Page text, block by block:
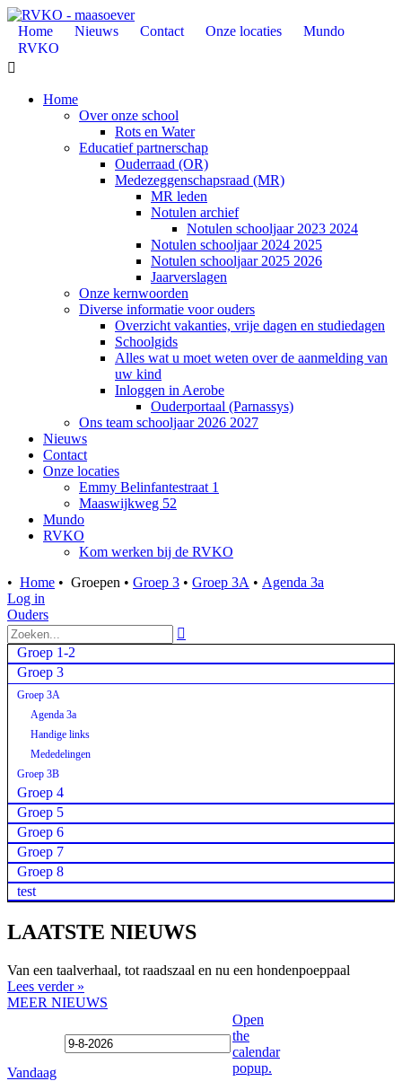
Home Nieuws Contact Onze locaties
Mundo
RVKO

Home
Over onze school
Rots en Water
Educatief partnerschap
Ouderraad (OR)
Medezeggenschapsraad (MR)
MR leden
Notulen archief
Notulen schooljaar 2023 2024
Notulen schooljaar 2024 2025
Notulen schooljaar 2025 2026
Jaarverslagen
Onze kernwoorden
Diverse informatie voor ouders
Overzicht vakanties, vrije dagen en studiedagen
Schoolgids
Alles wat u moet weten over de aanmelding van
uw kind
Inloggen in Aerobe
Ouderportaal (Parnassys)
Ons team schooljaar 2026 2027
Nieuws
Contact
Onze locaties
Emmy Belinfantestraat 1
Maaswijkweg 52
Mundo
RVKO
Kom werken bij de RVKO
• Home • Groepen • Groep 3 • Groep 3A • Agenda 3a
Log in
Ouders

Groep 1-2
Groep 3
Groep 3A
Agenda 3a
Handige links
Mededelingen
Groep 3B
Groep 4
Groep 5
Groep 6
Groep 7
Groep 8
test
LAATSTE NIEUWS
Van een taalverhaal, tot raadszaal en nu een hondenpoeppaal
Lees verder »
MEER NIEUWS
Vandaag
Open
the
calendar
popup.